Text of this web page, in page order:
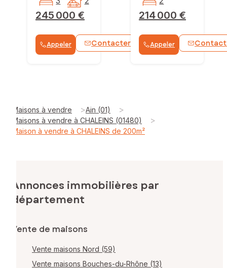
245 000 €
Appeler Contacter WhatsApp
214 000 €
Appeler
Maisons à vendre >Ain (01) >
Maisons à vendre à CHALEINS (01480) >
Maison à vendre à CHALEINS de 200m²
Annonces immobilières par
département
Vente de maisons
Vente maisons Nord (59)
Vente maisons Bouches-du-Rhône (13)